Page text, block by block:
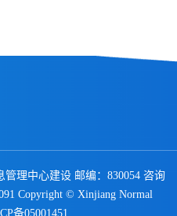
理中心建设 邮编：830054 咨询
Copyright © Xinjiang Normal
备05001451